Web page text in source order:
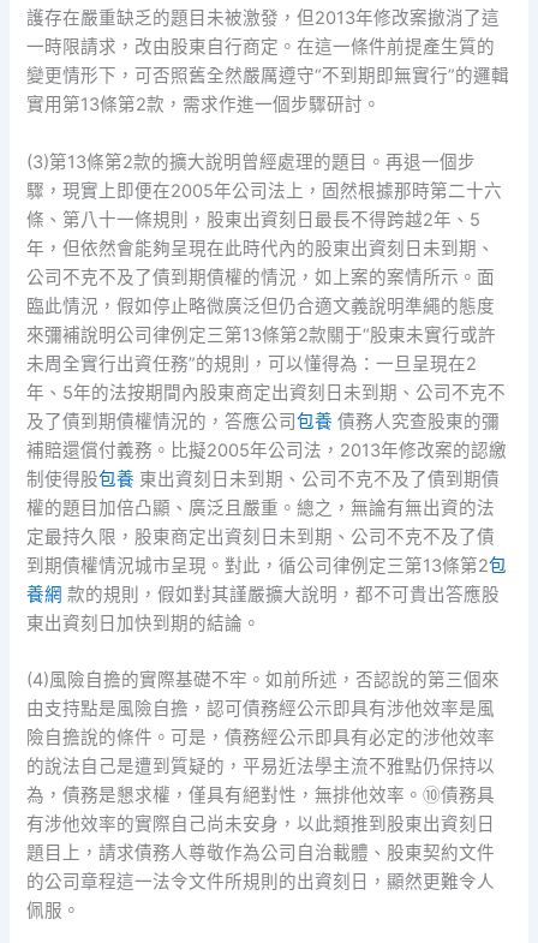
護存在嚴重缺乏的題目未被激發，但2013年修改案撤消了這
一時限請求，改由股東自行商定。在這一條件前提產生質的
變更情形下，可否照舊全然嚴厲遵守“不到期即無實行”的邏輯
實用第13條第2款，需求作進一個步驟研討。
(3)第13條第2款的擴大說明曾經處理的題目。再退一個步
驟，現實上即便在2005年公司法上，固然根據那時第二十六
條、第八十一條規則，股東出資刻日最長不得跨越2年、5
年，但依然會能夠呈現在此時代內的股東出資刻日未到期、
公司不克不及了債到期債權的情況，如上案的案情所示。面
臨此情況，假如停止略微廣泛但仍合適文義說明準繩的態度
來彌補說明公司律例定三第13條第2款關于“股東未實行或許
未周全實行出資任務”的規則，可以懂得為：一旦呈現在2
年、5年的法按期間內股東商定出資刻日未到期、公司不克不
及了債到期債權情況的，答應公司包養 債務人究查股東的彌
補賠還償付義務。比擬2005年公司法，2013年修改案的認繳
制使得股包養 東出資刻日未到期、公司不克不及了債到期債
權的題目加倍凸顯、廣泛且嚴重。總之，無論有無出資的法
定最持久限，股東商定出資刻日未到期、公司不克不及了債
到期債權情況城市呈現。對此，循公司律例定三第13條第2包
養網 款的規則，假如對其謹嚴擴大說明，都不可貴出答應股
東出資刻日加快到期的結論。
(4)風險自擔的實際基礎不牢。如前所述，否認說的第三個來
由支持點是風險自擔，認可債務經公示即具有涉他效率是風
險自擔說的條件。可是，債務經公示即具有必定的涉他效率
的說法自己是遭到質疑的，平易近法學主流不雅點仍保持以
為，債務是懇求權，僅具有絕對性，無排他效率。⑩債務具
有涉他效率的實際自己尚未安身，以此類推到股東出資刻日
題目上，請求債務人尊敬作為公司自治載體、股東契約文件
的公司章程這一法令文件所規則的出資刻日，顯然更難令人
佩服。